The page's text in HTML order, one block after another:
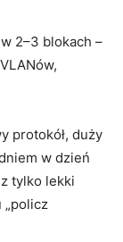
2–3 blokach –
protokół, duży
w dzień
tylko lekki
„policz